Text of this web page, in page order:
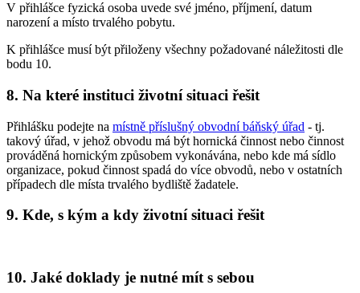
V přihlášce fyzická osoba uvede své jméno, příjmení, datum
narození a místo trvalého pobytu.
K přihlášce musí být přiloženy všechny požadované náležitosti dle
bodu 10.
8. Na které instituci životní situaci řešit
Přihlášku podejte na místně příslušný obvodní báňský úřad - tj.
takový úřad, v jehož obvodu má být hornická činnost nebo činnost
prováděná hornickým způsobem vykonávána, nebo kde má sídlo
organizace, pokud činnost spadá do více obvodů, nebo v ostatních
případech dle místa trvalého bydliště žadatele.
9. Kde, s kým a kdy životní situaci řešit
10. Jaké doklady je nutné mít s sebou